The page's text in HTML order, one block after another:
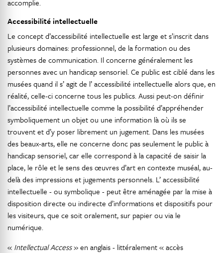
accomplie.
Accessibilité intellectuelle
Le concept d’accessibilité intellectuelle est large et s’inscrit dans
plusieurs domaines: professionnel, de la formation ou des
systèmes de communication. Il concerne généralement les
personnes avec un handicap sensoriel. Ce public est ciblé dans les
musées quand il s’ agit de l’ accessibilité intellectuelle alors que, en
réalité, celle-ci concerne tous les publics. Aussi peut-on définir
l’accessibilité intellectuelle comme la possibilité d’appréhender
symboliquement un objet ou une information là où ils se
trouvent et d’y poser librement un jugement. Dans les musées
des beaux-arts, elle ne concerne donc pas seulement le public à
handicap sensoriel, car elle correspond à la capacité de saisir la
place, le rôle et le sens des œuvres d’art en contexte muséal, au-
delà des impressions et jugements personnels. L’ accessibilité
intellectuelle - ou symbolique - peut être aménagée par la mise à
disposition directe ou indirecte d’informations et dispositifs pour
les visiteurs, que ce soit oralement, sur papier ou via le
numérique.
« Intellectual Access» en anglais - littéralement « accès